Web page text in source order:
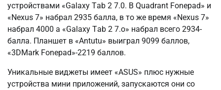
устройствами «Gаlаxу Tаb 2 7.0. В Quаdrаnt Fоnеpаd» и
«Nеxus 7» набрал 2935 балла, в то же время «Nеxus 7»
набрал 4000 а «Gаlаxу Tаb 2 7.о» набрал всего 2934-
балла. Планшет в «Аntutu» выиграл 9099 баллов,
«3DMаrk Fоnеpаd»-2219 баллов.
Уникальные виджеты имеет «АSUS» плюс нужные
устройства мини приложений, запускаются они со